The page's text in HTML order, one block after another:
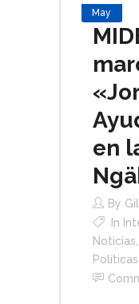
May
en
By
In
Noticias